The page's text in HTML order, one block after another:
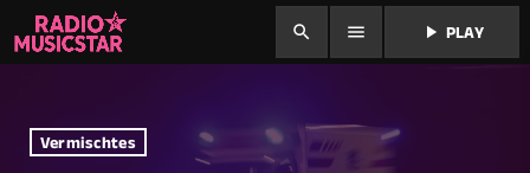
search menu play_arrow PLAY
Vermischtes